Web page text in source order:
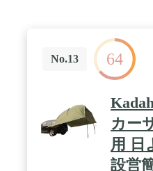
ガイライン、ルーフラ
ーストラップ、シャー
No.13 64
カー
用 日
設営